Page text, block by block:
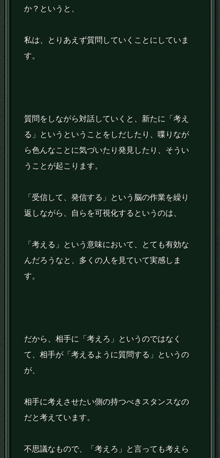
か？というと、
私は、とりあえず質問していくことにしていま
す。
質問をしながら対話していくと、新たに「考え
る」というということをしだしたり、喋りなが
ら色んなことに気づいたり発見したり、そうい
うことが起こります。
「受信して、発信する」という脳の作業を繰り
返しながら、自らを可視化するというのは、
「考える」という意味において、とても有効な
んだろうなと、多くの人を見ていて実感しま
す。
だから、相手に「考えろ」というのではなく
て、相手が「考えるように質問する」というの
が、
相手に考えさせたい側の持つべきスタンスなの
だと考えています。
不思議なもので、「考えろ」と言っても考えら